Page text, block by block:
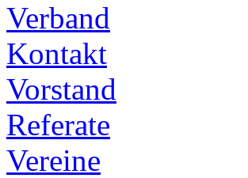
Verband
Kontakt
Vorstand
Referate
Vereine